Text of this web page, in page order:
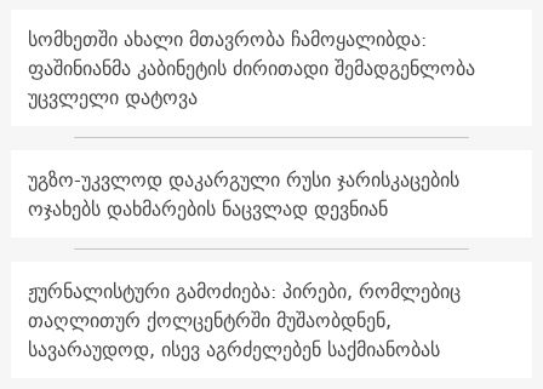
სომხეთში ახალი მთავრობა ჩამოყალიბდა:
ფაშინიანმა კაბინეტის ძირითადი შემადგენლობა
უცვლელი დატოვა
უგზო-უკვლოდ დაკარგული რუსი ჯარისკაცების
ოჯახებს დახმარების ნაცვლად დევნიან
ჟურნალისტური გამოძიება: პირები, რომლებიც
თაღლითურ ქოლცენტრში მუშაობდნენ,
სავარაუდოდ, ისევ აგრძელებენ საქმიანობას